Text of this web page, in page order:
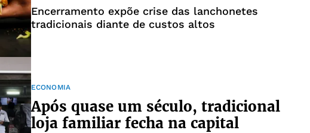
Encerramento expõe crise das lanchonetes
tradicionais diante de custos altos
ECONOMIA
Após quase um século, tradicional
loja familiar fecha na capital